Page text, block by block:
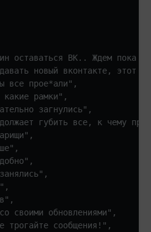
оставаться ВК.. Ждем пока
новый вконтакте, этот
все прое*али",
какие рамки",
загнулись",
губить все, к чему
своими обновлениями",
трогайте сообщения!",